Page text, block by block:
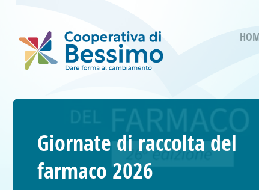
Giornate di raccolta del
farmaco 2026